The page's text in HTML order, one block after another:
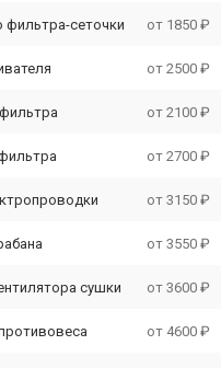
фильтра-сеточки от 1850 ₽
от 2500 ₽
от 2100 ₽
от 2700 ₽
от 3150 ₽
от 3550 ₽
сушки от 3600 ₽
от 4600 ₽